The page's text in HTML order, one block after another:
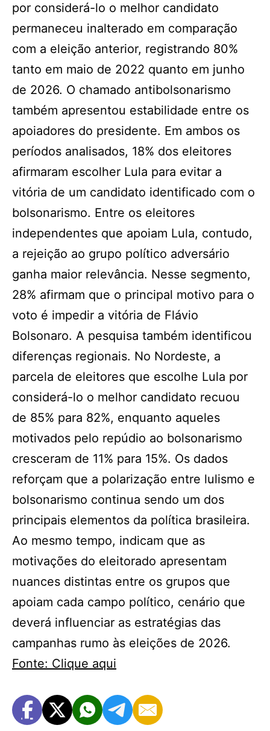
por considerá-lo o melhor candidato
permaneceu inalterado em comparação
com a eleição anterior, registrando 80%
tanto em maio de 2022 quanto em junho
de 2026. O chamado antibolsonarismo
também apresentou estabilidade entre os
apoiadores do presidente. Em ambos os
períodos analisados, 18% dos eleitores
afirmaram escolher Lula para evitar a
vitória de um candidato identificado com o
bolsonarismo. Entre os eleitores
independentes que apoiam Lula, contudo,
a rejeição ao grupo político adversário
ganha maior relevância. Nesse segmento,
28% afirmam que o principal motivo para o
voto é impedir a vitória de Flávio
Bolsonaro. A pesquisa também identificou
diferenças regionais. No Nordeste, a
parcela de eleitores que escolhe Lula por
considerá-lo o melhor candidato recuou
de 85% para 82%, enquanto aqueles
motivados pelo repúdio ao bolsonarismo
cresceram de 11% para 15%. Os dados
reforçam que a polarização entre lulismo e
bolsonarismo continua sendo um dos
principais elementos da política brasileira.
Ao mesmo tempo, indicam que as
motivações do eleitorado apresentam
nuances distintas entre os grupos que
apoiam cada campo político, cenário que
deverá influenciar as estratégias das
campanhas rumo às eleições de 2026.
Fonte: Clique aqui